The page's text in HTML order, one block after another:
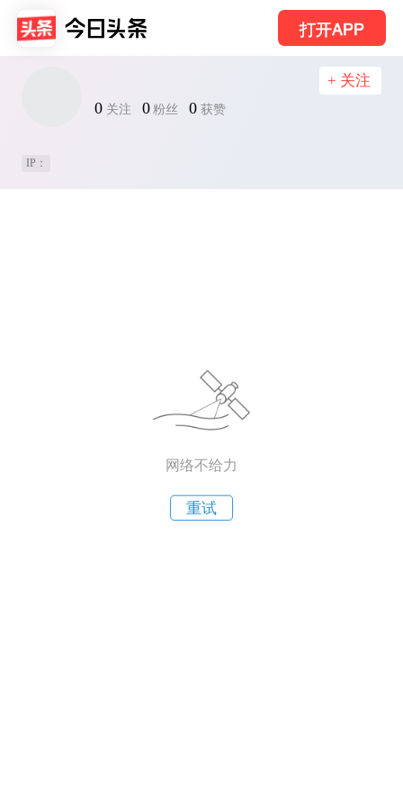
打开APP
0 关注 0 粉丝 0 获赞
+ 关注
IP：
网络不给力
重试